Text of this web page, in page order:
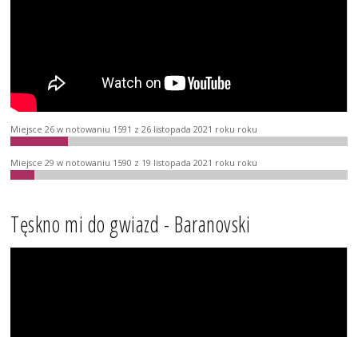
Miejsce 26 w notowaniu 1591 z 26 listopada 2021 roku roku
Miejsce 29 w notowaniu 1590 z 19 listopada 2021 roku roku
Tęskno mi do gwiazd - Baranovski